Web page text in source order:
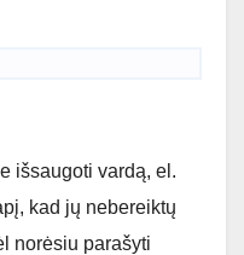
išsaugoti vardą, el.
kad jų nebereiktų
norėsiu parašyti